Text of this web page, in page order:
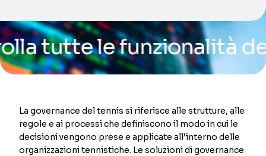
le funzionalità della
La governance del tennis si riferisce alle strutture, alle
regole e ai processi che definiscono il modo in cui le
decisioni vengono prese e applicate all’interno delle
organizzazioni tennistiche. Le soluzioni di governance